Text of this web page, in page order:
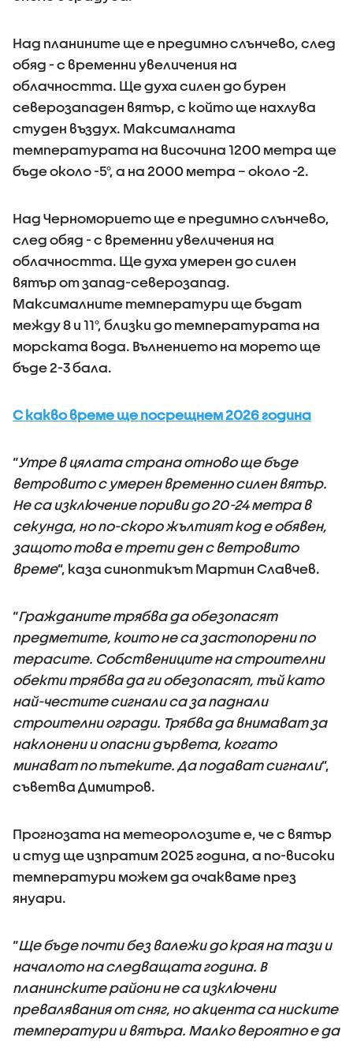
Над планините ще е предимно слънчево, след
обяд - с временни увеличения на
облачността. Ще духа силен до бурен
северозападен вятър, с който ще нахлува
студен въздух. Максималната
температурата на височина 1200 метра ще
бъде около -5°, а на 2000 метра – около -2.
Над Черноморието ще е предимно слънчево,
след обяд - с временни увеличения на
облачността. Ще духа умерен до силен
вятър от запад-северозапад.
Максималните температури ще бъдат
между 8 и 11°, близки до температурата на
морската вода. Вълнението на морето ще
бъде 2-3 бала.
С какво време ще посрещнем 2026 година
“Утре в цялата страна отново ще бъде
ветровито с умерен временно силен вятър.
Не са изключение пориви до 20-24 метра в
секунда, но по-скоро жълтият код е обявен,
защото това е трети ден с ветровито
време”, каза синоптикът Мартин Славчев.
“Гражданите трябва да обезопасят
предметите, които не са застопорени по
терасите. Собствениците на строителни
обекти трябва да ги обезопасят, тъй като
най-честите сигнали са за паднали
строителни огради. Трябва да внимават за
наклонени и опасни дървета, когато
минават по пътеките. Да подават сигнали”,
съветва Димитров.
Прогнозата на метеоролозите е, че с вятър
и студ ще изпратим 2025 година, а по-високи
температури можем да очакваме през
януари.
“Ще бъде почти без валежи до края на тази и
началото на следващата година. В
планинските райони не са изключени
превалявания от сняг, но акцента са ниските
температури и вятъра. Малко вероятно е да